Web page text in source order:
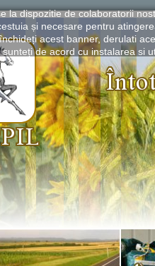
la dispozitie de colaboratorii
și necesare pentru
acest banner, derulati
de acord cu instalarea si